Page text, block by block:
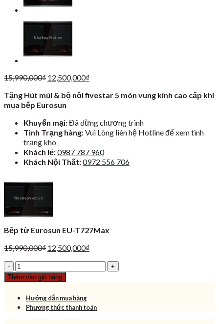
15,990,000₫ Giá
là:
15,990,000₫.
12,500,000₫
tại
Tặng Hút mùi & bộ nồi fivestar 5 món vung kính cao cấp khi
mua bếp Eurosun
Khuyến mại:Đã dừng chương trình
Tình Trạng hàng:Vui Lòng liên hệ Hotline để xem tình
trạng kho
Khách lẻ:0987 787 960
Khách Nội Thất:0972 556 706
Bếp từ Eurosun EU-T727Max
15,990,000₫ Giá
15,990,000₫.
12,500,000₫
Bếp
từ
Eurosun
EU-
T727Max
Thêm vào giỏ hàng
Hướng dẫn mua hàng
Phương thức thanh toán